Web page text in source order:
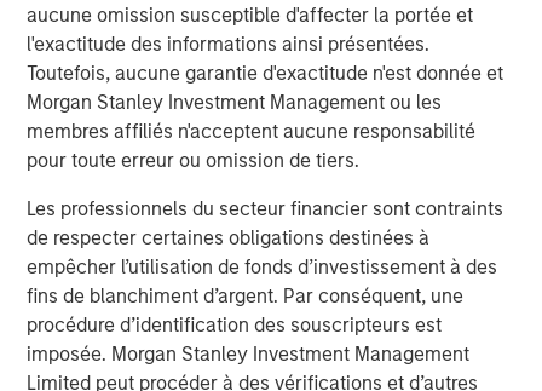
aucune omission susceptible d'affecter la portée et
l'exactitude des informations ainsi présentées.
Toutefois, aucune garantie d'exactitude n'est donnée et
Morgan Stanley Investment Management ou les
membres affiliés n'acceptent aucune responsabilité
pour toute erreur ou omission de tiers.
Les professionnels du secteur financier sont contraints
de respecter certaines obligations destinées à
empêcher l’utilisation de fonds d’investissement à des
fins de blanchiment d’argent. Par conséquent, une
procédure d’identification des souscripteurs est
imposée. Morgan Stanley Investment Management
Limited peut procéder à des vérifications et d’autres
the brand “Manna”. To learn more about Southern Health
Foods, please visit the website:
https://www.mannafoods.in/.
About Morgan Stanley Private Equity Asia
Morgan Stanley Private Equity Asia is one of the leading
private equity investors in Asia-Pacific, having invested in
the region for over 20 years. Private Equity Asia invests
primarily in highly structured minority investments and
control buyouts in growth-oriented companies at
attractive valuations. The experienced investment team
is led by senior professionals with extensive industry
relationships, in-depth market knowledge and the ability